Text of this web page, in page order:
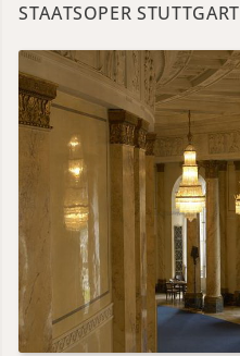
STAATSOPER STUTTGART